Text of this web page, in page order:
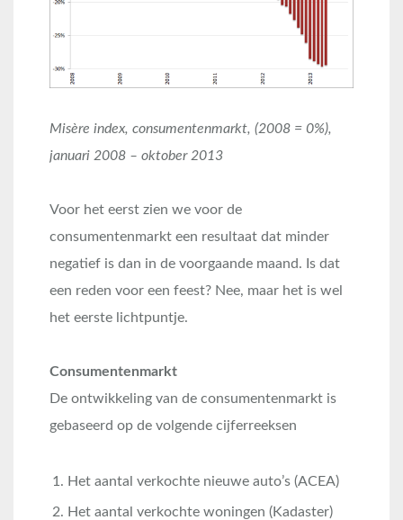
Misère index, consumentenmarkt, (2008 = 0%),
januari 2008 – oktober 2013
Voor het eerst zien we voor de
consumentenmarkt een resultaat dat minder
negatief is dan in de voorgaande maand. Is dat
een reden voor een feest? Nee, maar het is wel
het eerste lichtpuntje.
Consumentenmarkt
De ontwikkeling van de consumentenmarkt is
gebaseerd op de volgende cijferreeksen
Het aantal verkochte nieuwe auto’s (ACEA)
Het aantal verkochte woningen (Kadaster)